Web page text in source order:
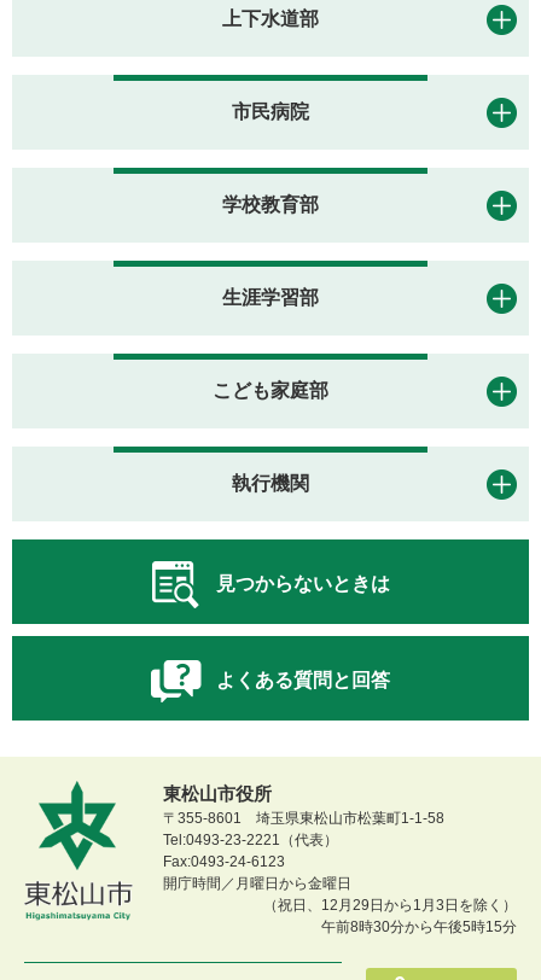
上下水道部
市民病院
学校教育部
生涯学習部
こども家庭部
執行機関
見つからないときは
よくある質問と回答
東松山市役所
〒355-8601 埼玉県東松山市松葉町1-1-58
Tel:0493-23-2221（代表）
Fax:0493-24-6123
開庁時間／月曜日から金曜日
（祝日、12月29日から1月3日を除く）
午前8時30分から午後5時15分